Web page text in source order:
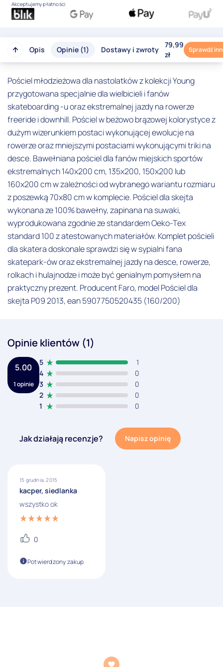
Akceptujemy płatności
Opis Opinie (1) Dostawy i zwroty
79,99
zł
Sprawdź
Pościel młodzieżowa dla nastolatków z kolekcji Young
przygotowana specjalnie dla wielbicieli i fanów
skateboarding -u oraz ekstremalnej jazdy na rowerze
freeride i downhill. Pościel w beżowo brązowej kolorystyce z
dużym wizerunkiem postaci wykonującej ewolucje na
rowerze oraz mniejszymi postaciami wykonującymi triki na
desce. Bawełniana pościel dla fanów miejskich sportów
ekstremalnych 140x200 cm, 135x200, 150x200 lub
160x200 cm w zależności od wybranego wariantu rozmiaru
z poszewką 70x80 cm w komplecie. Pościel dla skejta
wykonana ze 100% bawełny, zapinana na suwaki,
wyprodukowana zgodnie ze standardem Oeko-Tex
standard 100 z atestowanych materiałów. Komplet pościeli
dla skatera doskonale sprawdzi się w sypialni fana
skatepark-ów oraz ekstremalnej jazdy na desce, rowerze,
rolkach i hulajnodze i może być genialnym pomysłem na
praktyczny prezent. Producent Faro, model Pościel dla
skejta P09 2013, ean 5907750520435 (160/200)
Opinie klientów (1)
5.00
1 opinie
1 0
2 0
3 0
4 0
5 1
Jak działają recenzje? Napisz opinię
15 grudnia, 2015
kacper, siedlanka
wszystko ok
0
Potwierdzony zakup